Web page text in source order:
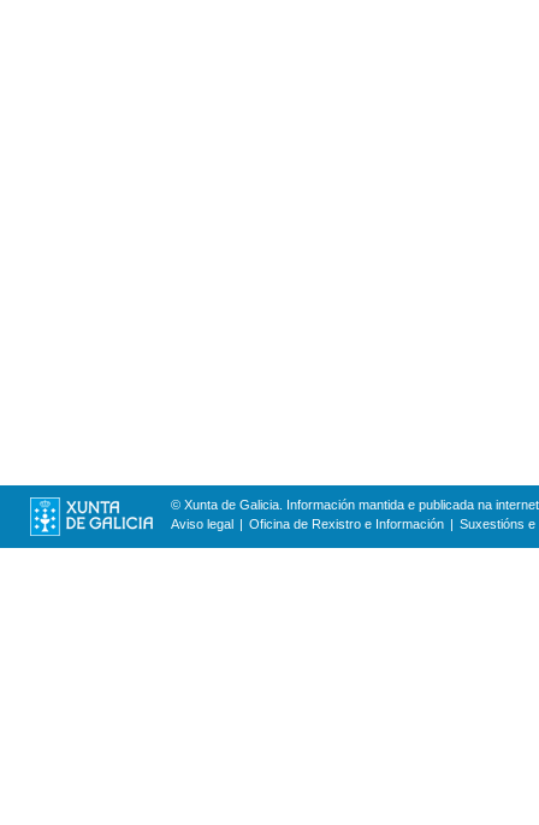
© Xunta de Galicia. Información mantida e publicada na
Aviso legal
Oficina de Rexistro e Información Suxestións e